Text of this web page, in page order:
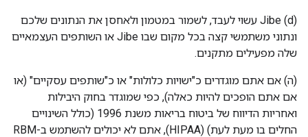
‫(d) Jibe עשוי לעבד, לשמור במטמון ולאחסן את הנתונים שלכם
ונתוני משתמשי קצה בכל מקום שבו Jibe או השותפים העצמאיים
שלה מפעילים מתקנים.
(ה) אם אתם מוגדרים כ"ישויות כלולות" או כ"שותפים עסקיים" (או
אם אתם הופכים להיות כאלה), כפי שמוגדר בחוק היבילות
ואחריות הדיווח של ביטוח בריאות משנת 1996 (כולל השינויים
החלים בו מעת לעת) (HIPAA), אתם לא יכולים להשתמש ב-RBM